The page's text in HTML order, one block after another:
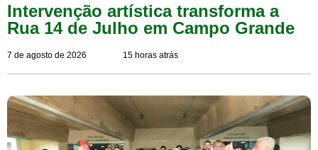
Intervenção artística transforma a
Rua 14 de Julho em Campo Grande
7 de agosto de 2026 15 horas atrás